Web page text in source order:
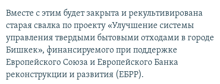
Вместе с этим будет закрыта и рекультивирована
старая свалка по проекту «Улучшение системы
управления твердыми бытовыми отходами в городе
Бишкек», финансируемого при поддержке
Европейского Союза и Европейского Банка
реконструкции и развития (ЕБРР).